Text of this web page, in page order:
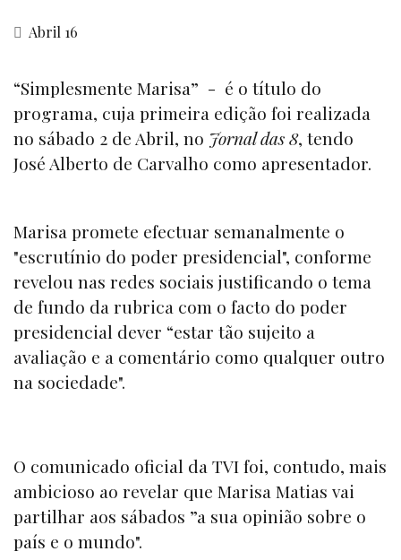
Abril 16
“Simplesmente Marisa” - é o título do
programa, cuja primeira edição foi realizada
no sábado 2 de Abril, no Jornal das 8, tendo
José Alberto de Carvalho como apresentador.
Marisa promete efectuar semanalmente o
"escrutínio do poder presidencial", conforme
revelou nas redes sociais justificando o tema
de fundo da rubrica com o facto do poder
presidencial dever “estar tão sujeito a
avaliação e a comentário como qualquer outro
na sociedade".
O comunicado oficial da TVI foi, contudo, mais
ambicioso ao revelar que Marisa Matias vai
partilhar aos sábados ”a sua opinião sobre o
país e o mundo".